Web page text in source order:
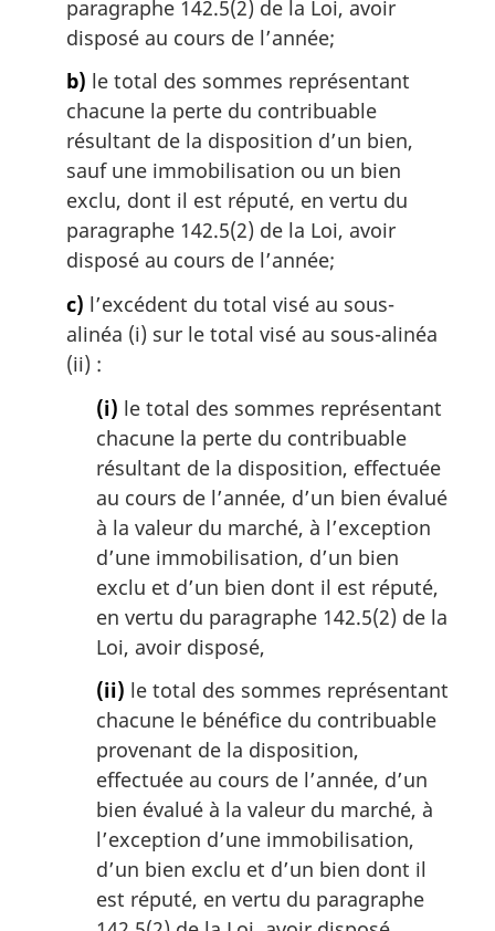
paragraphe 142.5(2) de la Loi, avoir
disposé au cours de l’année;
b) le total des sommes représentant
chacune la perte du contribuable
résultant de la disposition d’un bien,
sauf une immobilisation ou un bien
exclu, dont il est réputé, en vertu du
paragraphe 142.5(2) de la Loi, avoir
disposé au cours de l’année;
c) l’excédent du total visé au sous-
alinéa (i) sur le total visé au sous-alinéa
(ii) :
(i) le total des sommes représentant
chacune la perte du contribuable
résultant de la disposition, effectuée
au cours de l’année, d’un bien évalué
à la valeur du marché, à l’exception
d’une immobilisation, d’un bien
exclu et d’un bien dont il est réputé,
en vertu du paragraphe 142.5(2) de la
Loi, avoir disposé,
(ii) le total des sommes représentant
chacune le bénéfice du contribuable
provenant de la disposition,
effectuée au cours de l’année, d’un
bien évalué à la valeur du marché, à
l’exception d’une immobilisation,
d’un bien exclu et d’un bien dont il
est réputé, en vertu du paragraphe